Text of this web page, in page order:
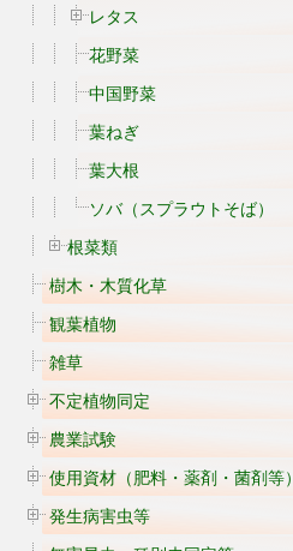
レタス
花野菜
中国野菜
葉ねぎ
葉大根
ソバ（スプラウトそば）
根菜類
樹木・木質化草
観葉植物
雑草
不定植物同定
農業試験
使用資材（肥料・薬剤・菌剤等）
発生病害虫等